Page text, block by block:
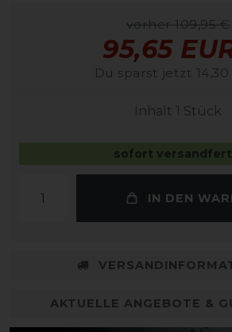
vorher 109,95 €
95,65
Du sparst jetzt 14,30
Inhalt 1 Stück
sofort
IN DEN
AKTUELLE ANGEBOTE &